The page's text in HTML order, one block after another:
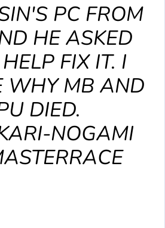
PC FROM
HE ASKED
FIX IT. I
WHY MB AND
DIED.
NOGAMI